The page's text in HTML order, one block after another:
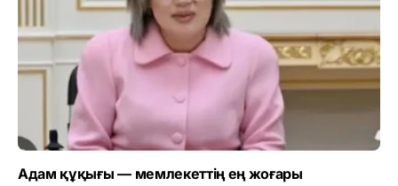
Адам құқығы — мемлекеттің ең жоғары